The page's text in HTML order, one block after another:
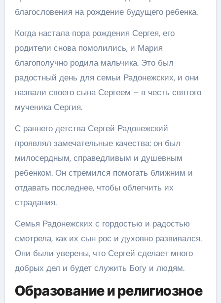
благословения на рождение будущего ребенка.
Когда настала пора рождения Сергея, его
родители снова помолились, и Мария
благополучно родила мальчика. Это был
радостный день для семьи Радонежских, и они
назвали своего сына Сергеем – в честь святого
мученика Сергия.
С раннего детства Сергей Радонежский
проявлял замечательные качества: он был
милосердным, справедливым и душевным
ребенком. Он стремился помогать ближним и
отдавать последнее, чтобы облегчить их
страдания.
Семья Радонежских с гордостью и радостью
смотрела, как их сын рос и духовно развивался.
Они были уверены, что Сергей сделает много
добрых дел и будет служить Богу и людям.
Образование и религиозное